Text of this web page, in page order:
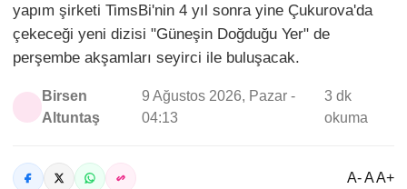
yapım şirketi TimsBi'nin 4 yıl sonra yine Çukurova'da
çekeceği yeni dizisi "Güneşin Doğduğu Yer" de
perşembe akşamları seyirci ile buluşacak.
Birsen
Altuntaş
9 Ağustos 2026, Pazar -
04:13
3 dk
okuma
A- A A+